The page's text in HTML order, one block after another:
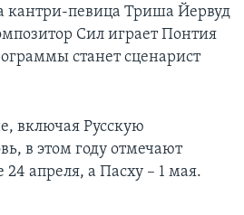
кантри-певица Триша Йервуд
Сил играет Понтия
станет сценарист
включая Русскую
в этом году отмечают
24 апреля, а Пасху – 1 мая.